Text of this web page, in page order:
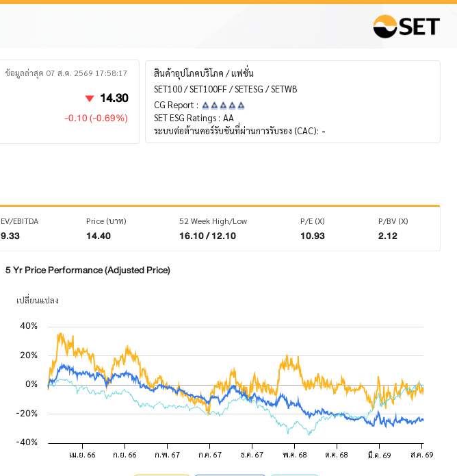
ข้อมูลล่าสุด 07 ส.ค. 2569 17:58:17
14.30
-0.10 (-0.69%)
สินค้าอุปโภคบริโภค / แฟชั่น
SET100 / SET100FF / SETESG / SETWB
CG Report :
SET ESG Ratings : AA
ระบบต่อต้านคอร์รับชันที่ผ่านการรับรอง (CAC): -
EV/EBITDA
9.33
Price (บาท)
14.40
52 Week High/Low
16.10 / 12.10
P/E (X)
10.93
P/BV (X)
2.12
5 Yr Price Performance (Adjusted Price)
เปลี่ยนแปลง